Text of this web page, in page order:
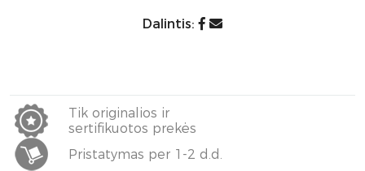
Dalintis:
Tik originalios ir
sertifikuotos prekės
Pristatymas per 1-2 d.d.